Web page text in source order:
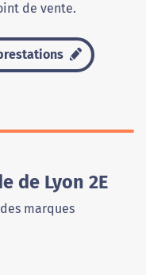
de vente.
de Lyon 2E
marques